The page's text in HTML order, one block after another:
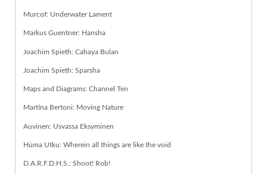
Murcof: Underwater Lament
Markus Guentner: Hansha
Joachim Spieth: Cahaya Bulan
Joachim Spieth: Sparsha
Maps and Diagrams: Channel Ten
Martina Bertoni: Moving Nature
Auvinen: Usvassa Eksyminen
Hüma Utku: Wherein all things are like the void
D.A.R.F.D.H.S.: Shoot! Rob!